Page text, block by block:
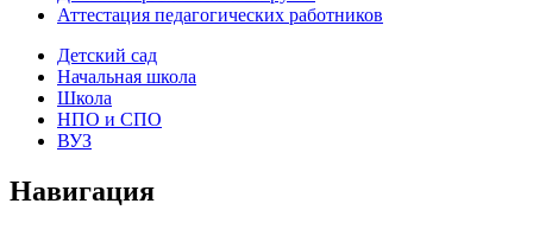
Аттестация педагогических работников
Детский сад
Начальная школа
Школа
НПО и СПО
ВУЗ
Навигация